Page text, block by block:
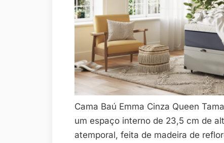
Cama Baú Emma Cinza Queen
um espaço interno de 23,5 cm de
atemporal, feita de madeira de